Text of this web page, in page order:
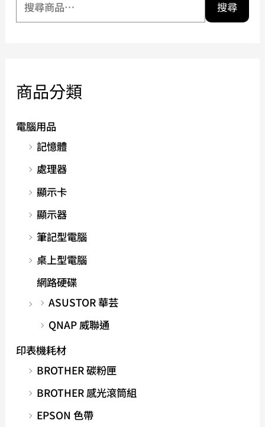
搜尋
商品分類
電腦用品
記憶體
處理器
顯示卡
顯示器
筆記型電腦
桌上型電腦
網路硬碟
ASUSTOR 華芸
QNAP 威聯通
印表機耗材
BROTHER 碳粉匣
BROTHER 感光滾筒組
EPSON 色帶